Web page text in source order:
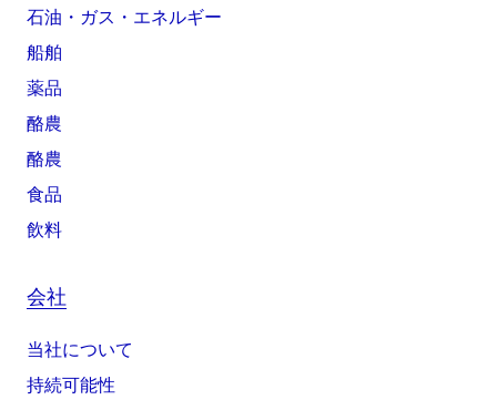
石油・ガス・エネルギー
船舶
薬品
酪農
酪農
食品
飲料
会社
当社について
持続可能性